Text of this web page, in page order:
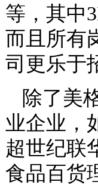
等，其中
而且所有
司更乐于
除了美
业企业，
超世纪联
食品百货